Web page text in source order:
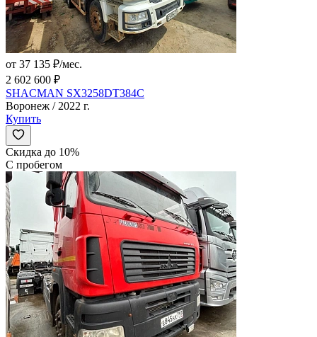
от 37 135 ₽/мес.
2 602 600 ₽
SHACMAN SX3258DT384C
Воронеж / 2022 г.
Купить
Скидка до 10%
С пробегом